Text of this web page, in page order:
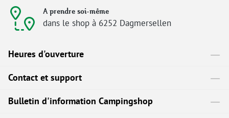
A prendre soi-même
dans le shop à 6252 Dagmersellen
Heures d'ouverture
Contact et support
Bulletin d'information Campingshop